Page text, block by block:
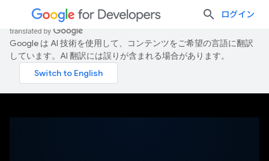
ログイン
Google は AI 技術を使用して、コンテンツをご希望の言語に翻訳
しています。AI 翻訳には誤りが含まれる場合があります。